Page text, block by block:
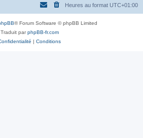
Heures au format UTC+01:00
® Forum Software © phpBB Limited
Traduit parphpBB-fr.com
| Conditions